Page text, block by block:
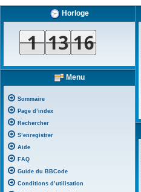
Horloge
Menu
Sommaire
Page d’index
Rechercher
S’enregistrer
Aide
FAQ
Guide du BBCode
Conditions d’utilisation